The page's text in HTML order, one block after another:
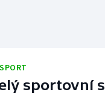
sportovní